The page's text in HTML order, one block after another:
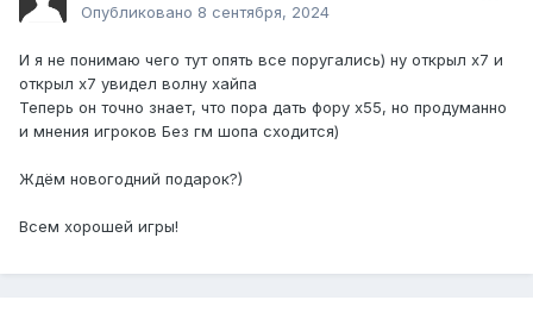
Опубликовано 8 сентября, 2024
И я не понимаю чего тут опять все поругались) ну открыл х7 и
открыл х7 увидел волну хайпа
Теперь он точно знает, что пора дать фору х55, но продуманно
и мнения игроков Без гм шопа сходится)
Ждём новогодний подарок?)
Всем хорошей игры!